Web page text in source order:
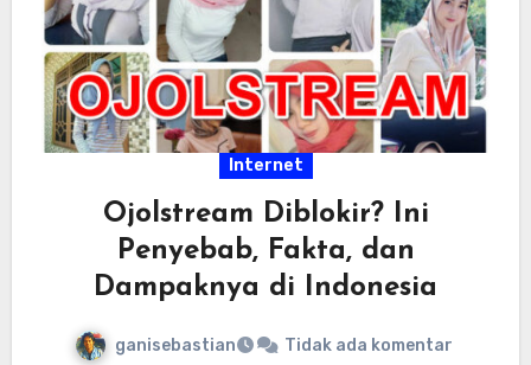
Internet
Ojolstream Diblokir? Ini
Penyebab, Fakta, dan
Dampaknya di Indonesia
ganisebastian Tidak ada komentar